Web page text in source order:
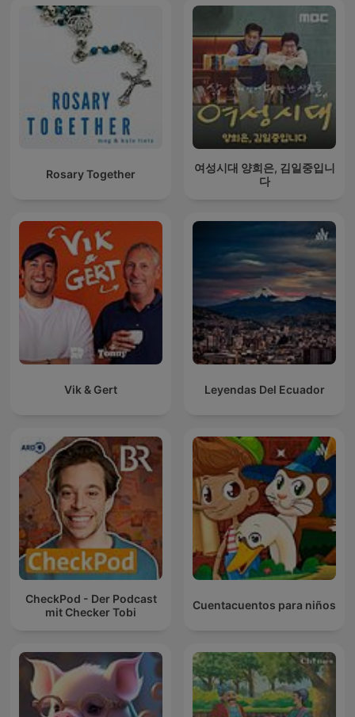
Rosary Together
여성시대 양희은, 김일중입니
다
Vik & Gert Leyendas Del Ecuador
CheckPod - Der Podcast
mit Checker Tobi
Cuentacuentos para niños